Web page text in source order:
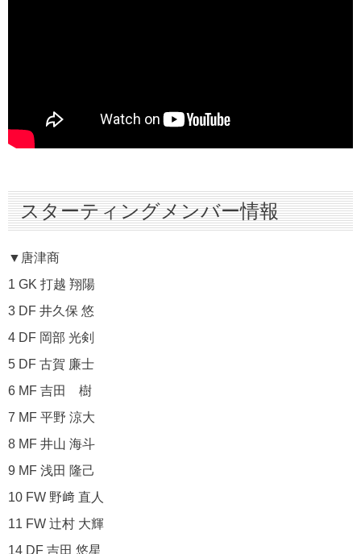
スターティングメンバー情報
▼唐津商
1 GK 打越 翔陽
3 DF 井久保 悠
4 DF 岡部 光剣
5 DF 古賀 廉士
6 MF 吉田 樹
7 MF 平野 涼大
8 MF 井山 海斗
9 MF 浅田 隆己
10 FW 野﨑 直人
11 FW 辻村 大輝
14 DF 吉田 悠星